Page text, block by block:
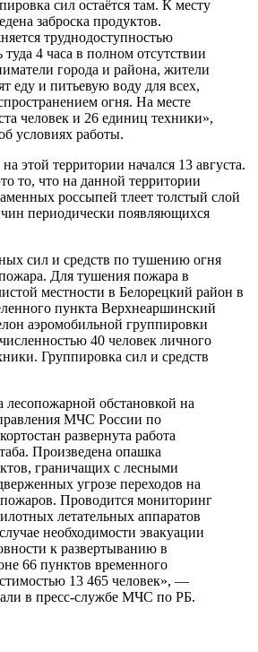
сил остаётся там. К месту
заброска продуктов.
труднодоступностью
туда 4 часа в полном отсутствии
города и района, жители
еду и питьевую воду для всех,
огня. На месте
человек и 26 единиц техники»,
условиях работы.
этой территории начался 13 августа.
то, что на данной территории
россыпей тлеет толстый слой
периодически появляющихся
сил и средств по тушению огня
Для тушения пожара в
местности в Белорецкий район в
пункта Верхнеаршинский
аэромобильной группировки
40 человек личного
Группировка сил и средств
лесопожарной обстановкой на
МЧС России по
развернута работа
Произведена опашка
граничащих с лесными
угрозе переходов на
Проводится мониторинг
летательных аппаратов
необходимости эвакуации
к развертыванию в
66 пунктов временного
13 465 человек», —
в пресс-службе МЧС по РБ.